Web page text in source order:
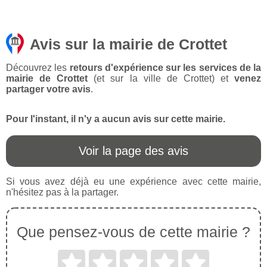
Avis sur la mairie de Crottet
Découvrez les retours d'expérience sur les services de la
mairie de Crottet (et sur la ville de Crottet) etvenez
partager votre avis.
Pour l'instant, il n'y a aucun avis sur cette mairie.
Voir la page des avis
Si vous avez déjà eu une expérience avec cette mairie,
n'hésitez pas à la partager.
Que pensez-vous de cette mairie ?